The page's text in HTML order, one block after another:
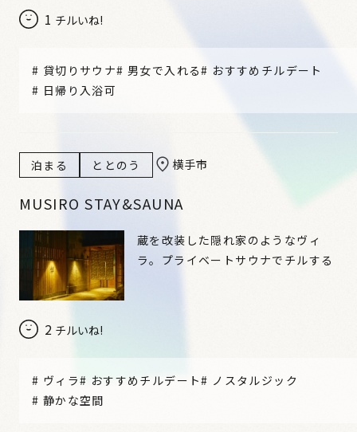
1 チルいね!
# 貸切りサウナ#男女で入れる# おすすめチルデート
# 日帰り入浴可
泊まる ととのう 横手市
MUSIRO STAY&SAUNA
2 チルいね!
蔵を改装した隠れ家のようなヴィ
ラ。プライベートサウナでチルする
# ヴィラ# おすすめチルデート# ノスタルジック
# 静かな空間